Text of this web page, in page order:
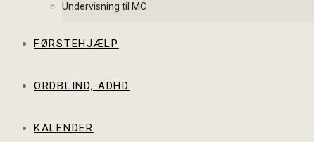
Undervisning til MC
FØRSTEHJÆLP
ORDBLIND, ADHD
KALENDER